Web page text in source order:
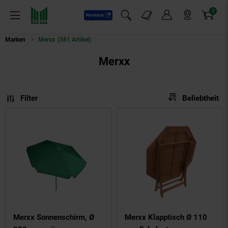
Menü
Payback
Suchfeld einblenden
Markt-Angebote 0
Artikel
Marken Merxx (381 Artikel)
Merxx
Filter Sortierung:
Beliebtheit
Merxx Sonnenschirm, Ø
Merxx Klapptisch Ø 110